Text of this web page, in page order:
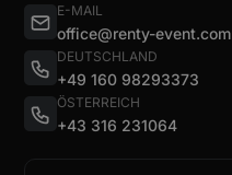
E-MAIL
office@renty-event.com
DEUTSCHLAND
+49 160 98293373
ÖSTERREICH
+43 316 231064